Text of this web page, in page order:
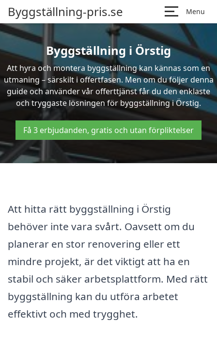
Byggställning-pris.se Menu
Byggställning i Örstig
Att hyra och montera byggställning kan kännas som en
utmaning – särskilt i offertfasen. Men om du följer denna
guide och använder vår offerttjänst får du den enklaste
och tryggaste lösningen för byggställning i Örstig.
Få 3 erbjudanden, gratis och utan förpliktelser
Att hitta rätt byggställning i Örstig
behöver inte vara svårt. Oavsett om du
planerar en stor renovering eller ett
mindre projekt, är det viktigt att ha en
stabil och säker arbetsplattform. Med rätt
byggställning kan du utföra arbetet
effektivt och med trygghet.